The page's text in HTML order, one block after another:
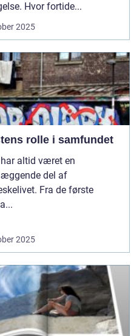
Hvor fortide...
2025
rolle i samfundet
altid været en
del af
Fra de første
2025